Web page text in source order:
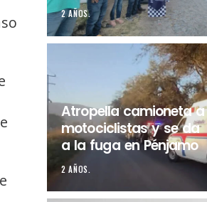
2 AÑOS.
Atropella camioneta a
motociclistas y se da
a la fuga en Pénjamo
2 AÑOS.